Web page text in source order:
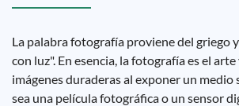
La palabra fotografía proviene del griego
con luz". En esencia, la fotografía es el
imágenes duraderas al exponer un medio
sea una película fotográfica o un sensor